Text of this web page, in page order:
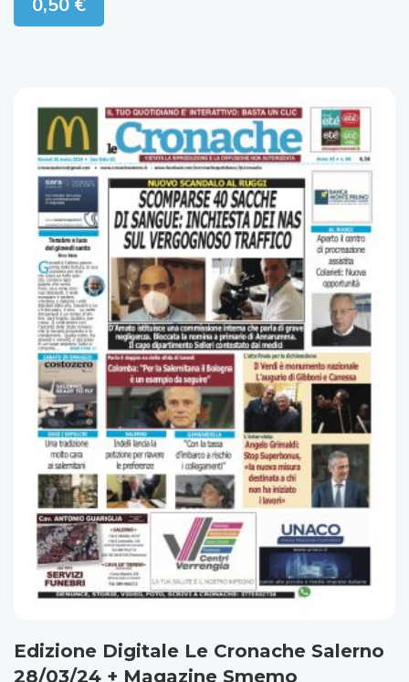
Edizione Digitale Le Cronache Salerno
28/03/24 + Magazine Smemo